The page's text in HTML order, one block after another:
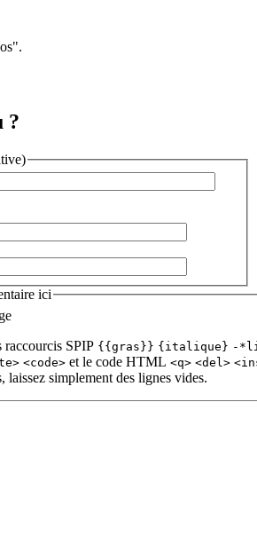
?
ici
raccourcis SPIP {{gras}} {italique} -
<code> et le code HTML <q> <del>
laissez simplement des lignes vides.